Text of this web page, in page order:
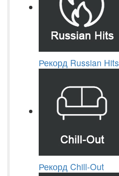
Рекорд Russian Hits
Рекорд Chill-Out